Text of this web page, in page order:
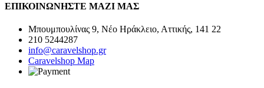
ΕΠΙΚΟΙΝΩΝΗΣΤΕ ΜΑΖΙ ΜΑΣ
Μπουμπουλίνας 9, Νέο Ηράκλειο, Αττικής, 141 22
210 5244287
info@caravelshop.gr
Caravelshop Map